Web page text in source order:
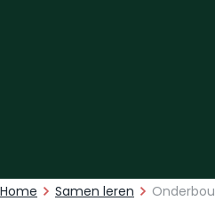
Home Samen leren